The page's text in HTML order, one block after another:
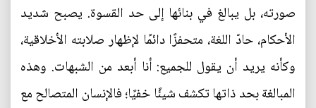
صورته، بل يبالغ في بنائها إلى حد القسوة. يصبح شديد
الأحكام، حادّ اللغة، متحفزًا دائمًا لإظهار صلابته الأخلاقية،
وكأنه يريد أن يقول للجميع: أنا أبعد من الشبهات. وهذه
المبالغة بحد ذاتها تكشف شيئًا خفيًا؛ فالإنسان المتصالح مع